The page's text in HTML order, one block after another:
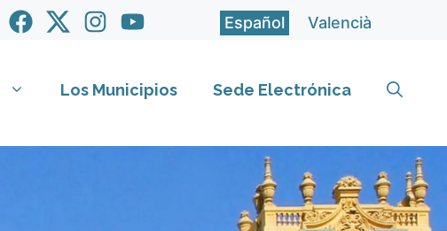
Español Valencià
Los Municipios Sede Electrónica